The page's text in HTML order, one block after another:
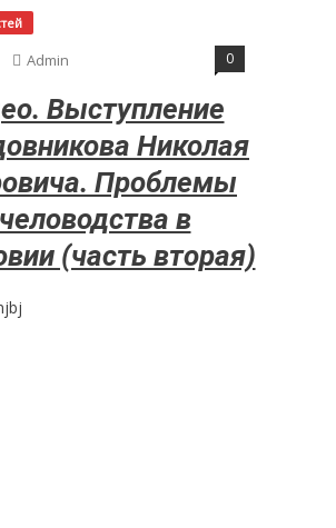
Admin 0
Выступление
Николая
Проблемы
в
(часть вторая)